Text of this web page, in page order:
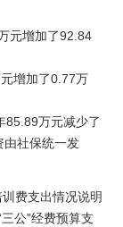
元增加了92.84
增加了0.77万
85.89万元减少了
由社保统一发
费支出情况说明
公”经费预算支